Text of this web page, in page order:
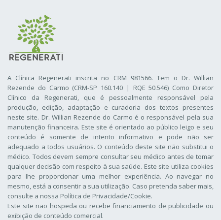
A Clínica Regenerati inscrita no CRM 981566. Tem o Dr. Willian
Rezende do Carmo (CRM-SP 160.140 | RQE 50.546) Como Diretor
Clínico da Regenerati, que é pessoalmente responsável pela
produção, edição, adaptação e curadoria dos textos presentes
neste site. Dr. Willian Rezende do Carmo é o responsável pela sua
manutenção financeira. Este site é orientado ao público leigo e seu
conteúdo é somente de intento informativo e pode não ser
adequado a todos usuários. O conteúdo deste site não substitui o
médico. Todos devem sempre consultar seu médico antes de tomar
qualquer decisão com respeito à sua saúde. Este site utiliza cookies
para lhe proporcionar uma melhor experiência. Ao navegar no
mesmo, está a consentir a sua utilização. Caso pretenda saber mais,
consulte a nossa Política de Privacidade/Cookie.
Este site não hospeda ou recebe financiamento de publicidade ou
exibição de conteúdo comercial.